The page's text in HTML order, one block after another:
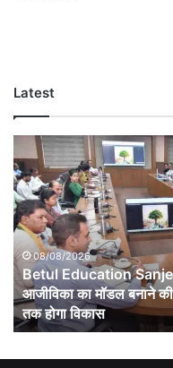
Latest
Betul
Education
Sanjeevani
Project:
बैतूल
को
शिक्षा
और
आजीविका
का
मॉडल
08/08/2026
Betul Education
आजीविका का मॉडल बनाने
तक होगा विकास